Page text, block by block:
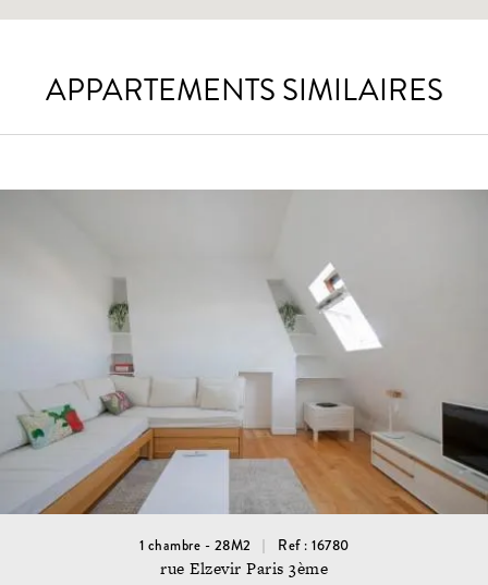
APPARTEMENTS SIMILAIRES
1 chambre - 28M2 Ref : 16780
rue Elzevir Paris 3ème